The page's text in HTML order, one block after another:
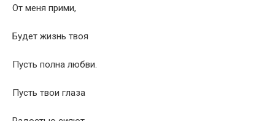
От меня прими,
Будет жизнь твоя
Пусть полна любви.
Пусть твои глаза